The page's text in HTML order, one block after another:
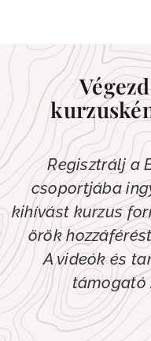
Regisztrálj a
csoportjába
kihívást kurzus
örök
A videók és
támogató